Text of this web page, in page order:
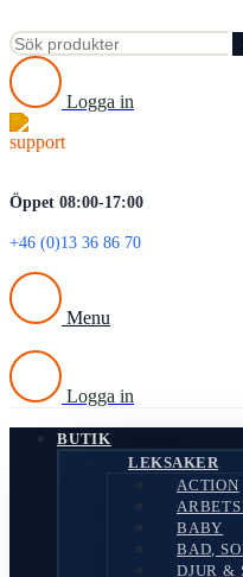
Logga in
Öppet 08:00-17:00
+46 (0)13 36 86 70
Menu
Logga in
BUTIK
LEKSAKER
ACTION
BABY
BAD,
DJUR &